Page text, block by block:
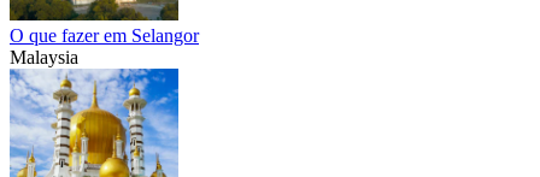
O que fazer em Selangor
Malaysia